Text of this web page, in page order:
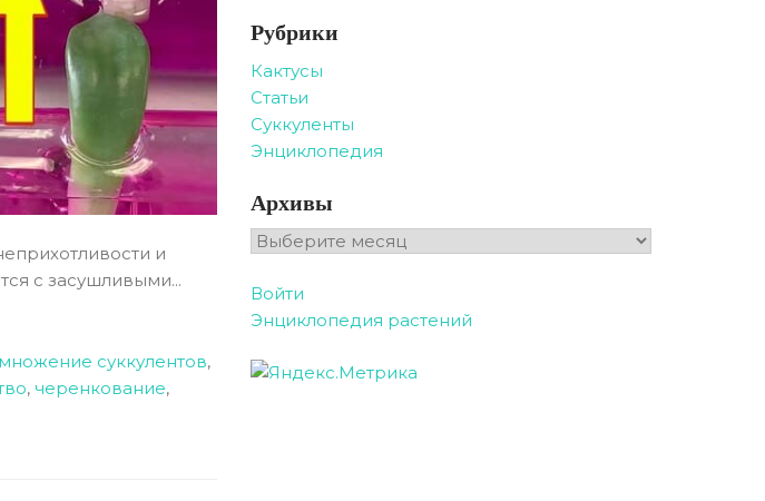
и
с засушливыми...
суккулентов,
, черенкование,
Рубрики
Кактусы
Статьи
Суккуленты
Энциклопедия
Архивы
Архивы
Войти
Энциклопедия растений